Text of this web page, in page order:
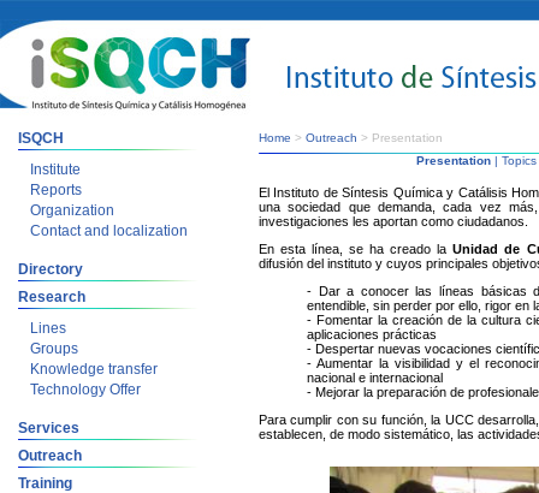
ISQCH
Institute
Reports
Organization
Contact and localization
Directory
Research
Lines
Groups
Knowledge transfer
Technology Offer
Services
Outreach
Training
Home > Outreach > Presentation
Presentation | Topics
El Instituto de Síntesis Química y Catálisis
una sociedad que demanda, cada vez
investigaciones les aportan como ciudadanos.
En esta línea, se ha creado laUnidad de
difusión del instituto y cuyos principales
- Dar a conocer las líneas básicas
entendible, sin perder por ello, rigor en
- Fomentar la creación de la cultura
aplicaciones prácticas
- Despertar nuevas vocaciones
- Aumentar la visibilidad y el
nacional e internacional
- Mejorar la preparación de
Para cumplir con su función, la UCC
establecen, de modo sistemático, las